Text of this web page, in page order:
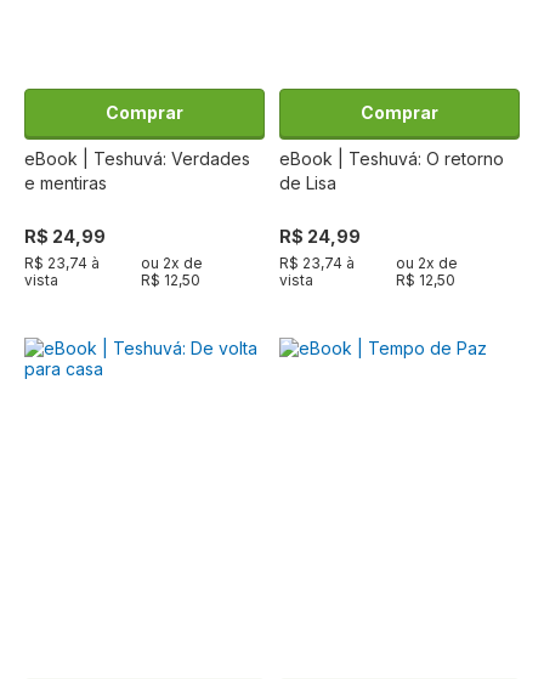
Comprar
eBook | Teshuvá: Verdades
e mentiras
R$ 24,99
R$ 23,74 à
vista
ou 2x de
R$ 12,50
Comprar
eBook | Teshuvá: O retorno
de Lisa
R$ 24,99
R$ 23,74 à
vista
ou 2x de
R$ 12,50